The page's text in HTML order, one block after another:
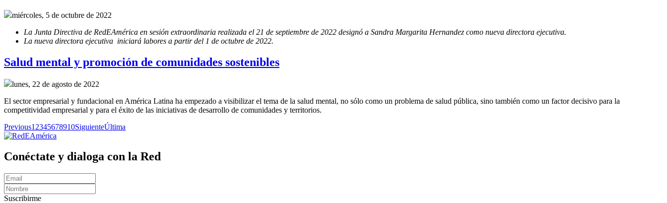
miércoles, 5 de octubre de 2022
La Junta Directiva de RedEAmérica en sesión extraordinaria realizada el 21 de septiembre de 2022 designó a Sandra Margarita Hernandez como nueva directora ejecutiva.
La nueva directora ejecutiva iniciará labores a partir del 1 de octubre de 2022.
Salud mental y promoción de comunidades sostenibles
lunes, 22 de agosto de 2022
El sector empresarial y fundacional en América Latina ha empezado a visibilizar el tema de la salud mental, no sólo como un problema de salud pública, sino también como un factor decisivo para la
competitividad empresarial y para el éxito de las iniciativas de desarrollo de comunidades y territorios.
Previous1 2345678910SiguienteÚltima
Conéctate y dialoga con la Red
Suscribirme